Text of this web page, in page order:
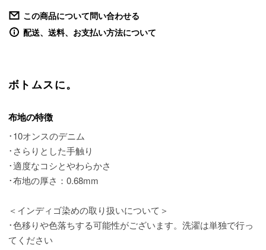
この商品について問い合わせる
配送、送料、お支払い方法について
ボトムスに。
布地の特徴
･10オンスのデニム
･さらりとした手触り
･適度なコシとやわらかさ
･布地の厚さ：0.68mm
＜インディゴ染めの取り扱いについて＞
･色移りや色落ちする可能性がございます。洗濯は単独で行っ
てください